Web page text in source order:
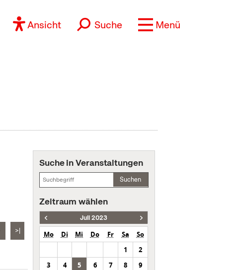
Ansicht Suche Menü
>|
Suche in Veranstaltungen
Suchen
Zeitraum wählen
Juli 2023
Mo Di Mi Do Fr Sa
So
1
2
3
4 5 6 7 8
9